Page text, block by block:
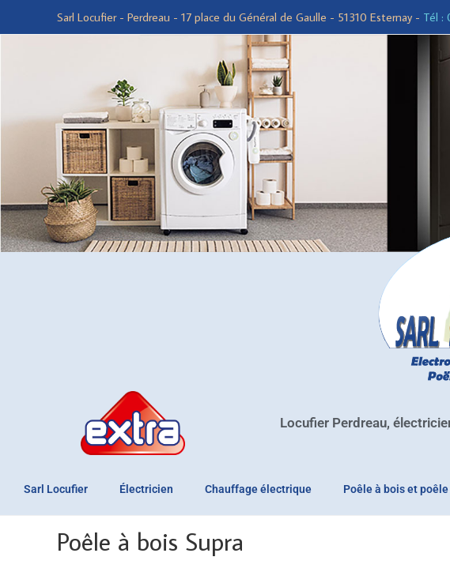
Sarl Locufier - Perdreau - 17 place du Général de Gaulle - 51310 Esternay - Tél :
Locufier Perdreau,
Sarl Locufier Électricien Chauffage électrique Poêle à bois et
Poêle à bois Supra